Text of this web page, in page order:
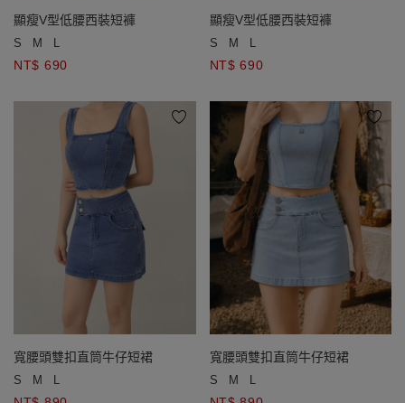
顯瘦V型低腰西裝短褲
S M L
NT$ 690
顯瘦V型低腰西裝短褲
S M L
NT$ 690
寬腰頭雙扣直筒牛仔短裙
S M L
寬腰頭雙扣直筒牛仔短裙
S M L